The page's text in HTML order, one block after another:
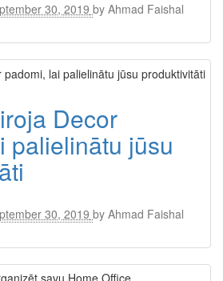
30, 2019 by Ahmad Faishal
Decor
palielinātu jūsu
30, 2019 by Ahmad Faishal